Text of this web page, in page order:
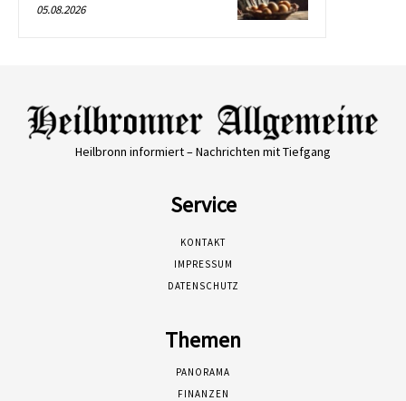
05.08.2026
Heilbronn informiert – Nachrichten mit Tiefgang
Service
KONTAKT
IMPRESSUM
DATENSCHUTZ
Themen
PANORAMA
FINANZEN